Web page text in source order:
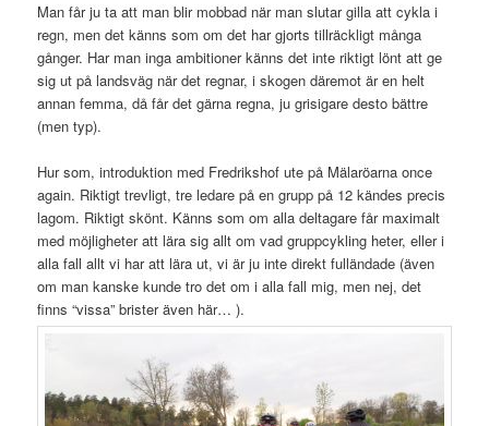
Man får ju ta att man blir mobbad när man slutar gilla att cykla i
regn, men det känns som om det har gjorts tillräckligt många
gånger. Har man inga ambitioner känns det inte riktigt lönt att ge
sig ut på landsväg när det regnar, i skogen däremot är en helt
annan femma, då får det gärna regna, ju grisigare desto bättre
(men typ).
Hur som, introduktion med Fredrikshof ute på Mälaröarna once
again. Riktigt trevligt, tre ledare på en grupp på 12 kändes precis
lagom. Riktigt skönt. Känns som om alla deltagare får maximalt
med möjligheter att lära sig allt om vad gruppcykling heter, eller i
alla fall allt vi har att lära ut, vi är ju inte direkt fulländade (även
om man kanske kunde tro det om i alla fall mig, men nej, det
finns “vissa” brister även här… ).